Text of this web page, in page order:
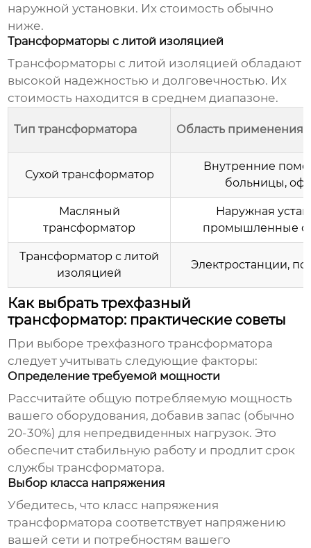
наружной установки. Их стоимость обычно
ниже.
Трансформаторы с литой изоляцией
Трансформаторы с литой изоляцией обладают
высокой надежностью и долговечностью. Их
стоимость находится в среднем диапазоне.
Тип трансформатора Область применения
Сухой трансформатор
Внутренние
больницы,
Масляный
трансформатор
Наружная
промышленные
Трансформатор с литой
изоляцией
Электростанции,
Как выбрать трехфазный
трансформатор: практические советы
При выборетрехфазного трансформатора
следует учитывать следующие факторы:
Определение требуемой мощности
Рассчитайте общую потребляемую мощность
вашего оборудования, добавив запас (обычно
20-30%) для непредвиденных нагрузок. Это
обеспечит стабильную работу и продлит срок
службы трансформатора.
Выбор класса напряжения
Убедитесь, что класс напряжения
трансформатора соответствует напряжению
вашей сети и потребностям вашего